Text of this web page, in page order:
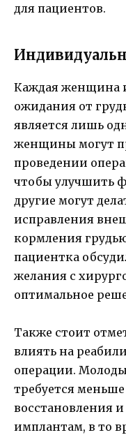
для пациентов.
Каждая женщина
ожидания от
является лишь
женщины могут
проведении
чтобы улучшить
другие могут
исправления
кормления
пациентка
желания с
оптимальное
Также стоит
влиять на
операции.
требуется
восстановления
имплантам, в то